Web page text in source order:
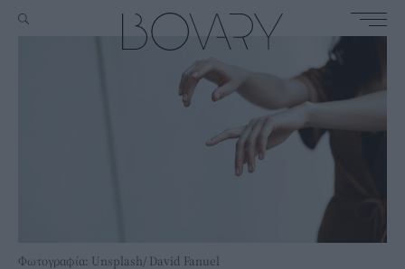
Φωτογραφία: Unsplash/ David Fanuel